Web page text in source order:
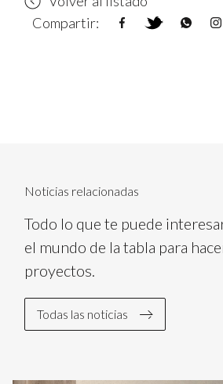
Compartir:
Noticias relacionadas
Todo lo que te puede
el mundo de la tabla para
proyectos.
Todas las noticias